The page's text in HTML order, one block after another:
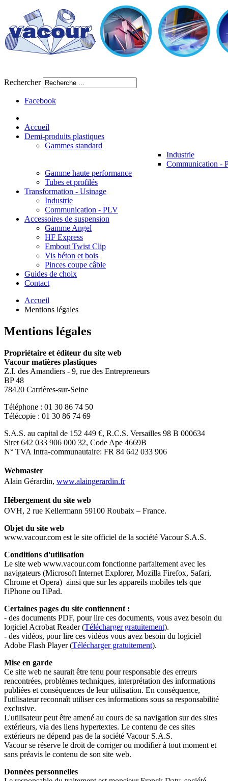
Rechercher
Facebook
Accueil
Demi-produits plastiques
Gammes standard
Industrie
Communication -
Gamme haute performance
Tubes et profilés
Transformation - Usinage
Industrie
Communication - PLV
Accessoires de suspension
Gamme Angel
HF Express
Embout Twist Clip
Vis béton et bois
Pinces coupe câble
Guides de choix
Contact
Accueil
Mentions légales
Mentions légales
Propriétaire et éditeur du site web
Vacour matières plastiques
Z.I. des Amandiers - 9, rue des Entrepreneurs
BP 48
78420 Carrières-sur-Seine
Téléphone : 01 30 86 74 50
Télécopie : 01 30 86 74 69
S.A.S. au capital de 152 449 €, R.C.S. Versailles 98 B 000634
Siret 642 033 906 000 32, Code Ape 4669B
N° TVA Intra-communautaire: FR 84 642 033 906
Webmaster
Alain Gérardin, www.alaingerardin.fr
Hébergement du site web
OVH, 2 rue Kellermann 59100 Roubaix – France.
Objet du site web
www.vacour.com est le site officiel de la société Vacour S.A.S.
Conditions d'utilisation
Le site web www.vacour.com fonctionne parfaitement avec les
navigateurs (Microsoft Internet Explorer, Mozilla Firefox, Safari,
Chrome et Opera) ainsi que sur les appareils mobiles tels que
l'iPhone ou l'iPad.
Certaines pages du site contiennent :
- des documents PDF, pour lire ces documents, vous avez besoin du
logiciel Acrobat Reader (Télécharger gratuitement).
- des vidéos, pour lire ces vidéos vous avez besoin du logiciel
Adobe Flash Player (Télécharger gratuitement).
Mise en garde
Ce site web ne saurait être tenu pour responsable des erreurs
rencontrées, problèmes techniques, interprétation des informations
publiées et conséquences de leur utilisation. En conséquence,
l'utilisateur reconnaît utiliser ces informations sous sa responsabilité
exclusive.
L'utilisateur peut être amené au cours de sa navigation sur des sites
extérieurs, via des liens hypertextes. Le contenu de ces sites
extérieurs ne dépend pas de la société Vacour S.A.S.
Vacour se réserve le droit de corriger ou modifier à tout moment et
sans préavis le contenu de son site web.
Données personnelles